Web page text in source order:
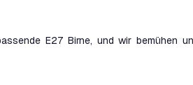
E27 Birne, und wir bemühen